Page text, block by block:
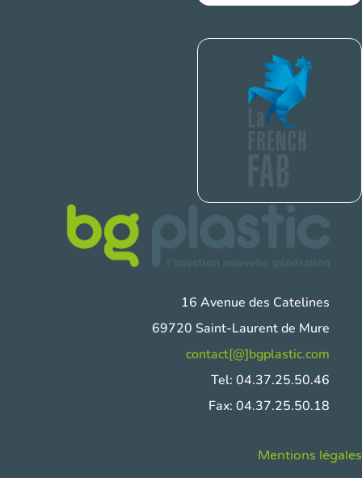
16 Avenue des Catelines
69720 Saint-Laurent de Mure
contact[@]bgplastic.com
Tel: 04.37.25.50.46
Fax: 04.37.25.50.18
Mentions légales